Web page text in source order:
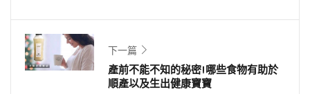
下一篇
產前不能不知的秘密!哪些食物有助於
順產以及生出健康寶寶